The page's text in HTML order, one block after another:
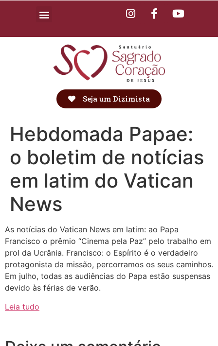
Seja um Dizimista
Hebdomada Papae:
o boletim de notícias
em latim do Vatican
News
As notícias do Vatican News em latim: ao Papa
Francisco o prêmio “Cinema pela Paz” pelo trabalho em
prol da Ucrânia. Francisco: o Espírito é o verdadeiro
protagonista da missão, percorramos os seus caminhos.
Em julho, todas as audiências do Papa estão suspensas
devido às férias de verão.
Leia tudo